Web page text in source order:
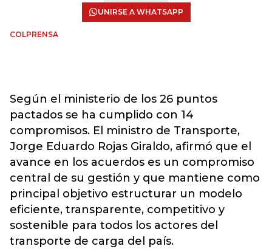
UNIRSE A WHATSAPP
COLPRENSA
Según el ministerio de los 26 puntos
pactados se ha cumplido con 14
compromisos. El ministro de Transporte,
Jorge Eduardo Rojas Giraldo, afirmó que el
avance en los acuerdos es un compromiso
central de su gestión y que mantiene como
principal objetivo estructurar un modelo
eficiente, transparente, competitivo y
sostenible para todos los actores del
transporte de carga del país.